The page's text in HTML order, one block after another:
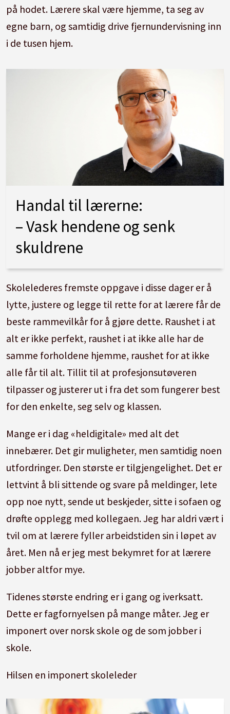
på hodet. Lærere skal være hjemme, ta seg av
egne barn, og samtidig drive fjernundervisning inn
i de tusen hjem.
Handal til lærerne:
– Vask hendene og senk
skuldrene
Skolelederes fremste oppgave i disse dager er å
lytte, justere og legge til rette for at lærere får de
beste rammevilkår for å gjøre dette. Raushet i at
alt er ikke perfekt, raushet i at ikke alle har de
samme forholdene hjemme, raushet for at ikke
alle får til alt. Tillit til at profesjonsutøveren
tilpasser og justerer ut i fra det som fungerer best
for den enkelte, seg selv og klassen.
Mange er i dag «heldigitale» med alt det
innebærer. Det gir muligheter, men samtidig noen
utfordringer. Den største er tilgjengelighet. Det er
lettvint å bli sittende og svare på meldinger, lete
opp noe nytt, sende ut beskjeder, sitte i sofaen og
drøfte opplegg med kollegaen. Jeg har aldri vært i
tvil om at lærere fyller arbeidstiden sin i løpet av
året. Men nå er jeg mest bekymret for at lærere
jobber altfor mye.
Tidenes største endring er i gang og iverksatt.
Dette er fagfornyelsen på mange måter. Jeg er
imponert over norsk skole og de som jobber i
skole.
Hilsen en imponert skoleleder